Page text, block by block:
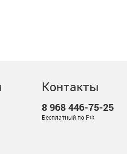
Контакты
8 968446-75-25
Бесплатный по РФ